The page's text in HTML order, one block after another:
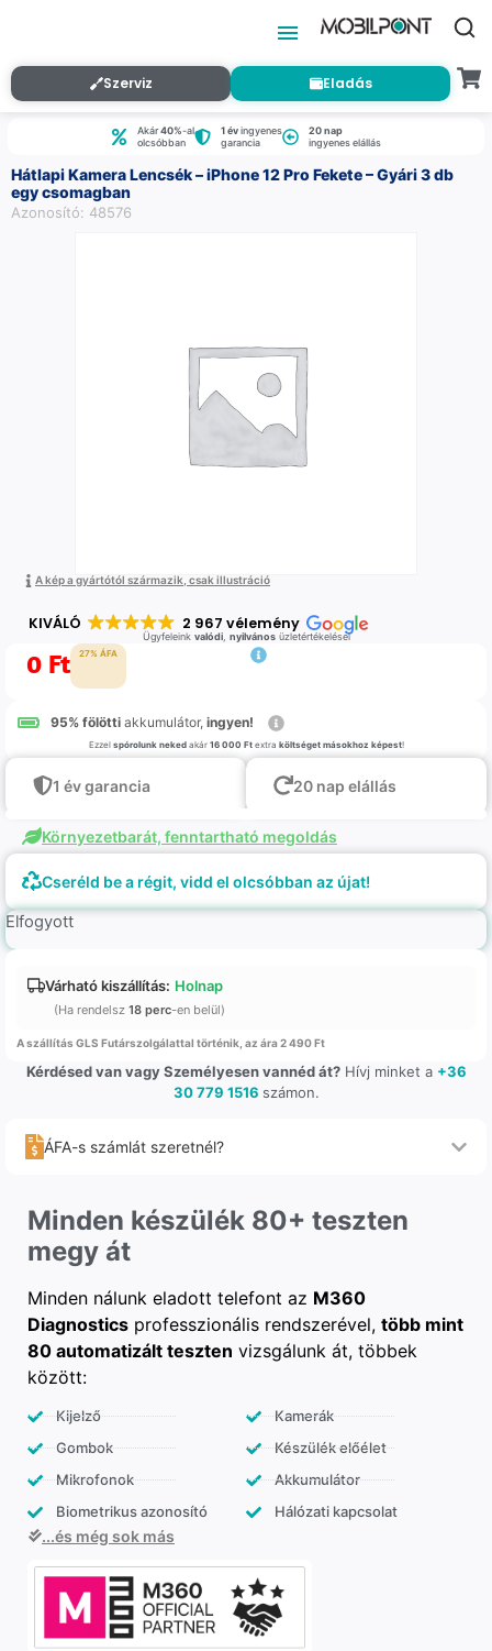
Szerviz Eladás
Akár40%-al
olcsóbban
1 évingyenes
garancia
20 nap
ingyenes elállás
Hátlapi Kamera Lencsék – iPhone 12 Pro Fekete – Gyári 3 db
egy csomagban
Azonosító: 48576
A kép a gyártótól származik, csak illustráció
KIVÁLÓ 2 967 vélemény
Ügyfeleink valódi, nyilvánosüzletértékelései
0 Ft 27% ÁFA
95% fölötti akkumulátor, ingyen!
Ezzel spórolunk nekedakár 16 000 Ftextra költséget másokhoz képest!
1 év garancia 20 nap elállás
Környezetbarát, fenntartható megoldás
Cseréld be a régit, vidd el olcsóbban az újat!
Elfogyott
Várható kiszállítás: Holnap
(Ha rendelsz 18 perc-en belül)
A szállítás GLS Futárszolgálattal történik, az ára 2 490 Ft
Kérdésed van vagy Személyesen vannéd át?Hívj minket a +36
30 779 1516 számon.
ÁFA-s számlát szeretnél?
Minden készülék 80+ teszten
megy át
Minden nálunk eladott telefont az M360
Diagnostics professzionális rendszerével, több mint
80 automatizált teszten vizsgálunk át, többek
között:
Kijelző
Gombok
Mikrofonok
Biometrikus azonosító
Kamerák
Készülék előélet
Akkumulátor
Hálózati kapcsolat
...és még sok más